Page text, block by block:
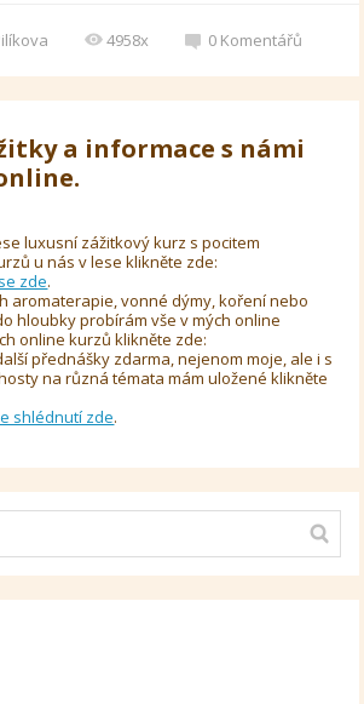
4958x 0 Komentářů
a informace s námi
luxusní zážitkový kurz s pocitem
u nás v lese klikněte zde:
zde.
aromaterapie, vonné dýmy, koření nebo
hloubky probírám vše v mých online
online kurzů klikněte zde:
přednášky zdarma, nejenom moje, ale i s
na různá témata mám uložené klikněte
shlédnutí zde.